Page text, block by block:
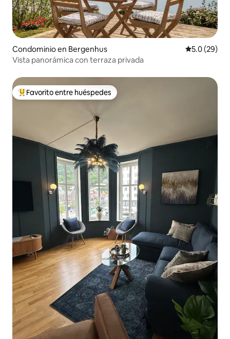
Condominio en Bergenhus Calificación
5.0 (29)
Vista panorámica con terraza privada
De los mejores en Favorito entre huéspedes
Favorito entre huéspedes